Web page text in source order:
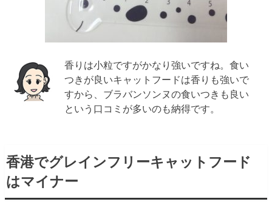
香りは小粒ですがかなり強いですね。食い
つきが良いキャットフードは香りも強いで
すから、ブラバンソンヌの食いつきも良い
という口コミが多いのも納得です。
香港でグレインフリーキャットフード
はマイナー